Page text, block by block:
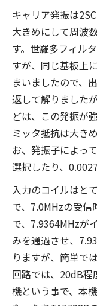
キャリア発振は
大きめにして周波
す。世羅多フィル
すが、同じ基板上
まいましたので、
返して解りました
どは、この発振が
ミッタ抵抗は大き
お、発振子によっ
選択したり、
入力のコイルはと
で、7.0MHzの受信
で、7.9364MHzが
みを通過させ、
りますが、簡単で
回路では、20dB程
機という事で、本